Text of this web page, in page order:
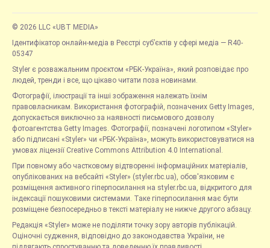
© 2026 LLC «UBT MEDIA»
Ідентифікатор онлайн-медіа в Реєстрі суб’єктів у сфері медіа — R40-
05347
Styler є розважальним проєктом «РБК-Україна», який розповідає про
людей, тренди і все, що цікаво читати поза новинами.
Фотографії, ілюстрації та інші зображення належать їхнім
правовласникам. Використання фотографій, позначених Getty Images,
допускається виключно за наявності письмового дозволу
фотоагентства Getty Images. Фотографії, позначені логотипом «Styler»
або підписані «Styler» чи «РБК-Україна», можуть використовуватися на
умовах ліцензії Creative Commons Attribution 4.0 International.
При повному або частковому відтворенні інформаційних матеріалів,
опублікованих на вебсайті «Styler» (styler.rbc.ua), обов'язковим є
розміщення активного гіперпосилання на styler.rbc.ua, відкритого для
індексації пошуковими системами. Таке гіперпосилання має бути
розміщене безпосередньо в тексті матеріалу не нижче другого абзацу.
Редакція «Styler» може не поділяти точку зору авторів публікацій.
Оціночні судження, відповідно до законодавства України, не